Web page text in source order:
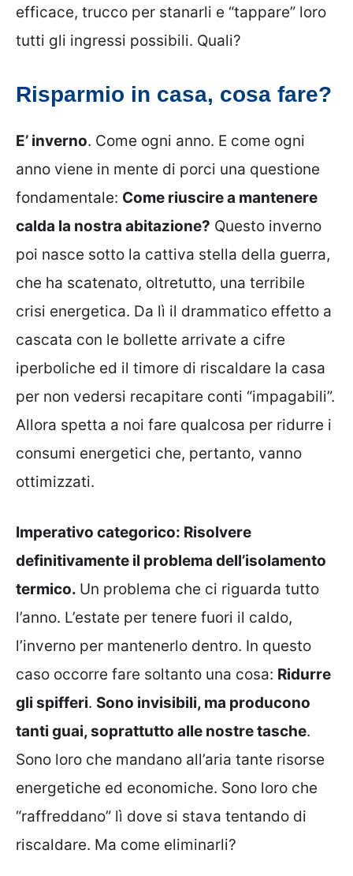
efficace, trucco per stanarli e “tappare” loro
tutti gli ingressi possibili. Quali?
Risparmio in casa, cosa fare?
E’ inverno. Come ogni anno. E come ogni
anno viene in mente di porci una questione
fondamentale: Come riuscire a mantenere
calda la nostra abitazione? Questo inverno
poi nasce sotto la cattiva stella della guerra,
che ha scatenato, oltretutto, una terribile
crisi energetica. Da lì il drammatico effetto a
cascata con le bollette arrivate a cifre
iperboliche ed il timore di riscaldare la casa
per non vedersi recapitare conti “impagabili”.
Allora spetta a noi fare qualcosa per ridurre i
consumi energetici che, pertanto, vanno
ottimizzati.
Imperativo categorico: Risolvere
definitivamente il problema dell’isolamento
termico. Un problema che ci riguarda tutto
l’anno. L’estate per tenere fuori il caldo,
l’inverno per mantenerlo dentro. In questo
caso occorre fare soltanto una cosa: Ridurre
gli spifferi. Sono invisibili, ma producono
tanti guai, soprattutto alle nostre tasche.
Sono loro che mandano all’aria tante risorse
energetiche ed economiche. Sono loro che
“raffreddano” lì dove si stava tentando di
riscaldare. Ma come eliminarli?